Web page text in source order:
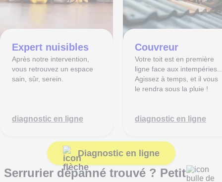
Expert nuisibles
Après notre intervention,
vous retrouvez un espace
sain, sûr, serein.
diagnostic en ligne
Couvreur
Votre toit est en première
ligne face aux
Agissez à temps, et il vous
le rendra sous la pluie !
diagnostic en ligne
Diagnostic en ligne
Serrurier dépanné trouvé ? Petit